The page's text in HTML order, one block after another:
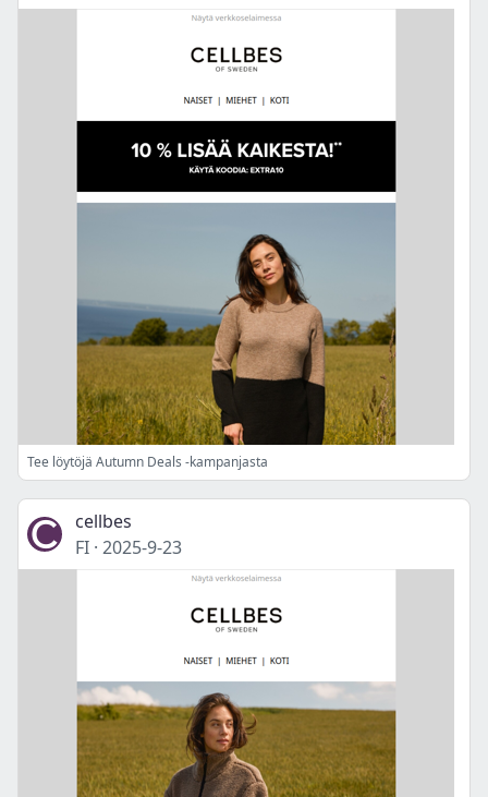
Tee löytöjä Autumn Deals -kampanjasta
cellbes
FI · 2025-9-23